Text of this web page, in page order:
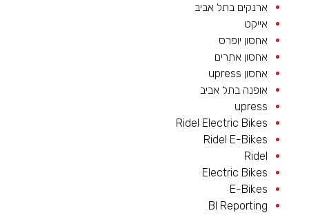
ארנקים בתל אביב
אייקט
אחסון יופרס
אחסון אתרים
אחסון upress
אופנה בתל אביב
upress
Ridel Electric Bikes
Ridel E-Bikes
Ridel
Electric Bikes
E-Bikes
BI Reporting